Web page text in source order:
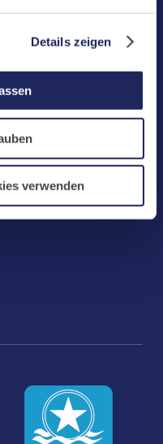
Details zeigen
verwenden